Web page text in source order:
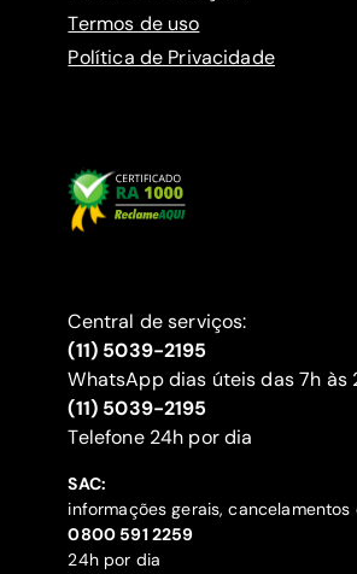
Termos de uso
Política de Privacidade
Central de serviços:
(11) 5039-2195
WhatsApp dias úteis das 7h às
(11) 5039-2195
‍Telefone 24h por dia
SAC:
informações gerais, cancelamentos
‍0800 591 2259
24h por dia